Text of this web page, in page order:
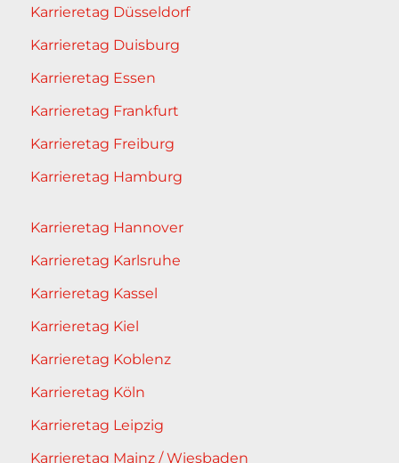
Karrieretag Düsseldorf
Karrieretag Duisburg
Karrieretag Essen
Karrieretag Frankfurt
Karrieretag Freiburg
Karrieretag Hamburg
Karrieretag Hannover
Karrieretag Karlsruhe
Karrieretag Kassel
Karrieretag Kiel
Karrieretag Koblenz
Karrieretag Köln
Karrieretag Leipzig
Karrieretag Mainz / Wiesbaden